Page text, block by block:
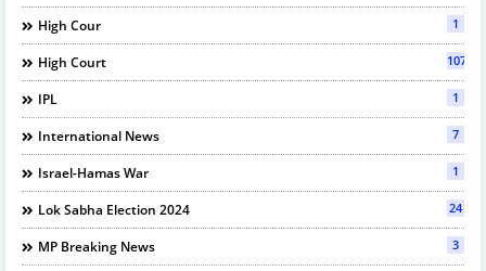
High Cour 1
High Court 107
IPL 1
International News 7
Israel-Hamas War 1
Lok Sabha Election 2024 24
MP Breaking News 3